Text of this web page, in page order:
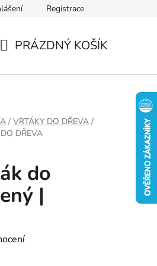
Registrace
PRÁZDNÝ KOŠÍK
/ VRTÁKY DO DŘEVA /
DŘEVA
do
|